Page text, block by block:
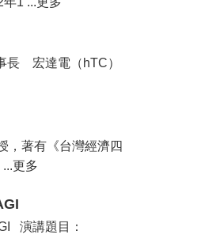
長 宏達電（hTC）
，著有《台灣經濟四
更多
演講題目：